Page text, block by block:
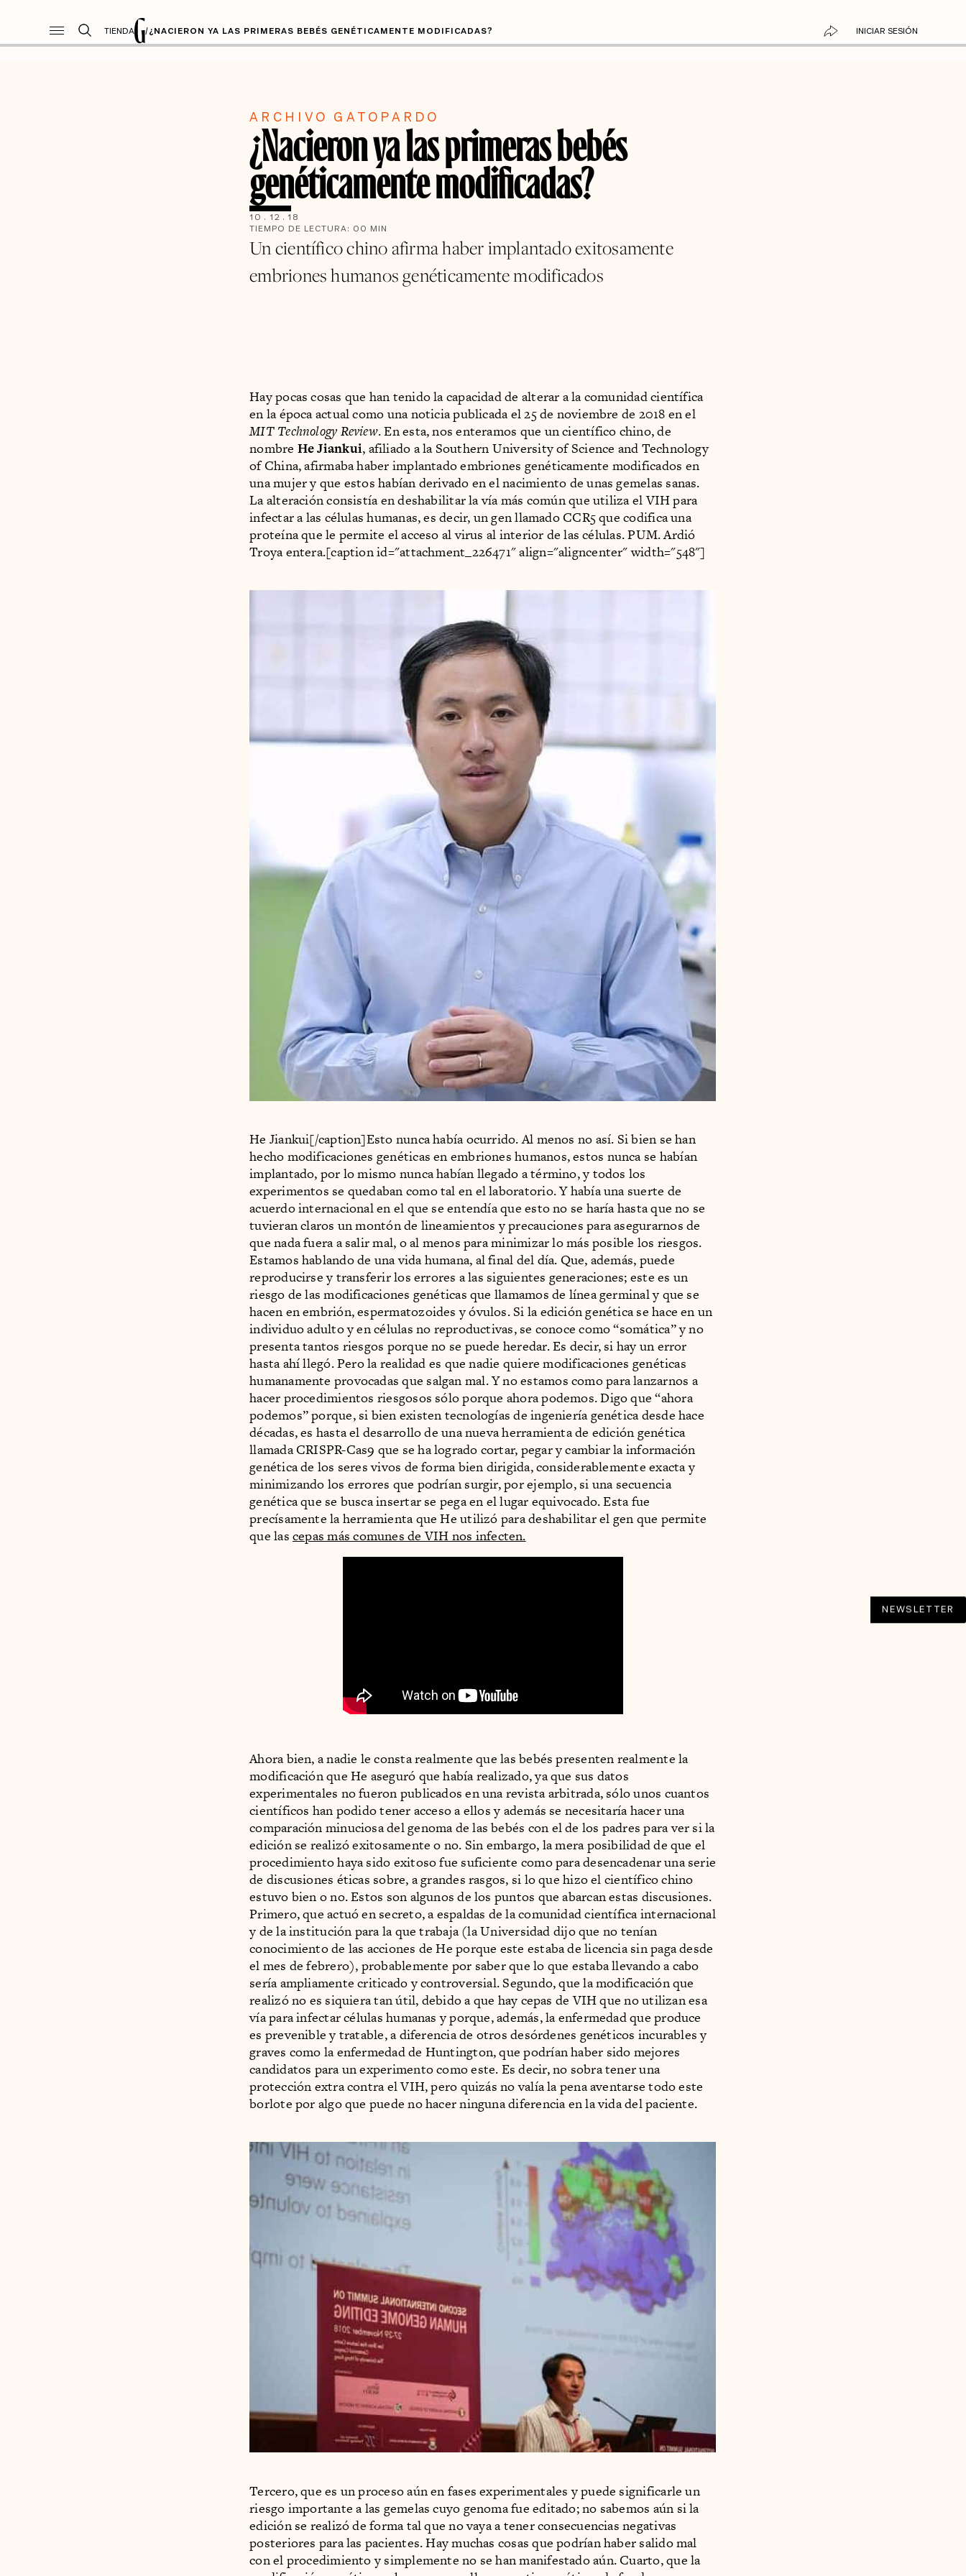
TIENDA /¿NACIERON YA LAS PRIMERAS BEBÉS GENÉTICAMENTE MODIFICADAS? INICIAR SESIÓN
ARCHIVO GATOPARDO
¿Nacieron ya las primeras bebés
genéticamente modificadas?
10 . 12 . 18
TIEMPO DE LECTURA: 00 MIN
Un científico chino afirma haber implantado exitosamente
embriones humanos genéticamente modificados
Hay pocas cosas que han tenido la capacidad de alterar a la comunidad científica
en la época actual como una noticia publicada el 25 de noviembre de 2018 en el
MIT Technology Review. En esta, nos enteramos que un científico chino, de
nombre He Jiankui, afiliado a la Southern University of Science and Technology
of China, afirmaba haber implantado embriones genéticamente modificados en
una mujer y que estos habían derivado en el nacimiento de unas gemelas sanas.
La alteración consistía en deshabilitar la vía más común que utiliza el VIH para
infectar a las células humanas, es decir, un gen llamado CCR5 que codifica una
proteína que le permite el acceso al virus al interior de las células. PUM. Ardió
Troya entera.[caption id="attachment_226471" align="aligncenter" width="548"]
He Jiankui[/caption]Esto nunca había ocurrido. Al menos no así. Si bien se han
hecho modificaciones genéticas en embriones humanos, estos nunca se habían
implantado, por lo mismo nunca habían llegado a término, y todos los
experimentos se quedaban como tal en el laboratorio. Y había una suerte de
acuerdo internacional en el que se entendía que esto no se haría hasta que no se
tuvieran claros un montón de lineamientos y precauciones para asegurarnos de
que nada fuera a salir mal, o al menos para minimizar lo más posible los riesgos.
Estamos hablando de una vida humana, al final del día. Que, además, puede
reproducirse y transferir los errores a las siguientes generaciones; este es un
riesgo de las modificaciones genéticas que llamamos de línea germinal y que se
hacen en embrión, espermatozoides y óvulos. Si la edición genética se hace en un
individuo adulto y en células no reproductivas, se conoce como “somática” y no
presenta tantos riesgos porque no se puede heredar. Es decir, si hay un error
hasta ahí llegó. Pero la realidad es que nadie quiere modificaciones genéticas
humanamente provocadas que salgan mal. Y no estamos como para lanzarnos a
hacer procedimientos riesgosos sólo porque ahora podemos. Digo que “ahora
podemos” porque, si bien existen tecnologías de ingeniería genética desde hace
décadas, es hasta el desarrollo de una nueva herramienta de edición genética
llamada CRISPR-Cas9 que se ha logrado cortar, pegar y cambiar la información
genética de los seres vivos de forma bien dirigida, considerablemente exacta y
minimizando los errores que podrían surgir, por ejemplo, si una secuencia
genética que se busca insertar se pega en el lugar equivocado. Esta fue
precísamente la herramienta que He utilizó para deshabilitar el gen que permite
que lascepas más comunes de VIH nos infecten.
Ahora bien, a nadie le consta realmente que las bebés presenten realmente la
modificación que He aseguró que había realizado, ya que sus datos
experimentales no fueron publicados en una revista arbitrada, sólo unos cuantos
científicos han podido tener acceso a ellos y además se necesitaría hacer una
comparación minuciosa del genoma de las bebés con el de los padres para ver si la
edición se realizó exitosamente o no. Sin embargo, la mera posibilidad de que el
procedimiento haya sido exitoso fue suficiente como para desencadenar una serie
de discusiones éticas sobre, a grandes rasgos, si lo que hizo el científico chino
estuvo bien o no. Estos son algunos de los puntos que abarcan estas discusiones.
Primero, que actuó en secreto, a espaldas de la comunidad científica internacional
y de la institución para la que trabaja (la Universidad dijo que no tenían
conocimiento de las acciones de He porque este estaba de licencia sin paga desde
el mes de febrero), probablemente por saber que lo que estaba llevando a cabo
sería ampliamente criticado y controversial. Segundo, que la modificación que
realizó no es siquiera tan útil, debido a que hay cepas de VIH que no utilizan esa
vía para infectar células humanas y porque, además, la enfermedad que produce
es prevenible y tratable, a diferencia de otros desórdenes genéticos incurables y
graves como la enfermedad de Huntington, que podrían haber sido mejores
candidatos para un experimento como este. Es decir, no sobra tener una
protección extra contra el VIH, pero quizás no valía la pena aventarse todo este
borlote por algo que puede no hacer ninguna diferencia en la vida del paciente.
Tercero, que es un proceso aún en fases experimentales y puede significarle un
riesgo importante a las gemelas cuyo genoma fue editado; no sabemos aún si la
edición se realizó de forma tal que no vaya a tener consecuencias negativas
posteriores para las pacientes. Hay muchas cosas que podrían haber salido mal
con el procedimiento y simplemente no se han manifestado aún. Cuarto, que la
NEWSLETTER